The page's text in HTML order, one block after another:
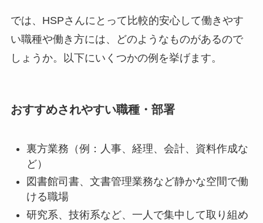
では、HSPさんにとって比較的安心して働きやす
い職種や働き方には、どのようなものがあるので
しょうか。以下にいくつかの例を挙げます。
おすすめされやすい職種・部署
裏方業務（例：人事、経理、会計、資料作成な
ど）
図書館司書、文書管理業務など静かな空間で働
ける職場
研究系、技術系など、一人で集中して取り組め